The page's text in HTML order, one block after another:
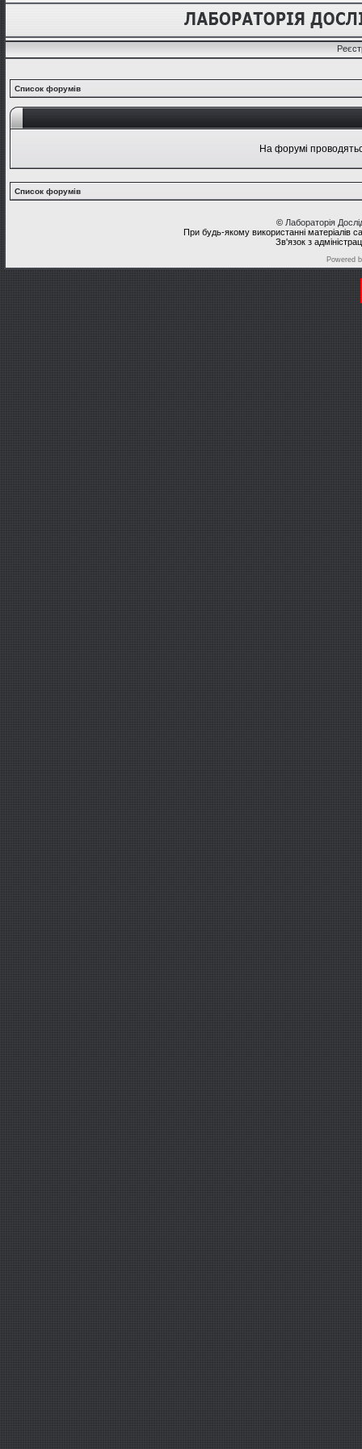
Список форумів
На форумі
Список форумів
© Лабораторія
При будь-якому використанні матеріалів
Зв'язок з
Powered